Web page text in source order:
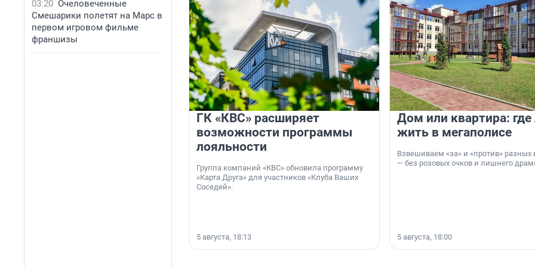
03:20 Очеловеченные
Смешарики полетят на Марс в
первом игровом фильме
франшизы
ГК «КВС» расширяет
возможности программы
лояльности
Группа компаний «КВС» обновила программу
«Карта Друга» для участников «Клуба Ваших
Соседей».
5 августа, 18:13
Дом или квартира:
жить в мегаполисе
Взвешиваем «за» и «против» разных
— без розовых очков и лишнего
5 августа, 18:00